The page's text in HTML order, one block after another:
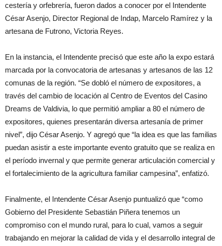
cestería y orfebrería, fueron dados a conocer por el Intendente
César Asenjo, Director Regional de Indap, Marcelo Ramírez y la
artesana de Futrono, Victoria Reyes.
En la instancia, el Intendente precisó que este año la expo estará
marcada por la convocatoria de artesanas y artesanos de las 12
comunas de la región. “Se dobló el número de expositores, a
través del cambio de locación al Centro de Eventos del Casino
Dreams de Valdivia, lo que permitió ampliar a 80 el número de
expositores, quienes presentarán diversa artesanía de primer
nivel”, dijo César Asenjo. Y agregó que “la idea es que las familias
puedan asistir a este importante evento gratuito que se realiza en
el período invernal y que permite generar articulación comercial y
el fortalecimiento de la agricultura familiar campesina”, enfatizó.
Finalmente, el Intendente César Asenjo puntualizó que “como
Gobierno del Presidente Sebastián Piñera tenemos un
compromiso con el mundo rural, para lo cual, vamos a seguir
trabajando en mejorar la calidad de vida y el desarrollo integral de